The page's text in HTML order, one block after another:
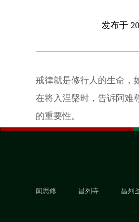
发布于
戒律就是修行人的生命，
在将入涅槃时，告诉阿难
的重要性。
闻思修 昌列寺 昌列